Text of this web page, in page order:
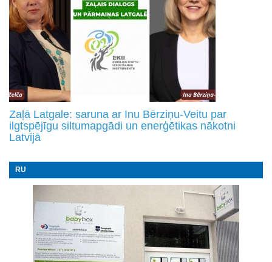
Zaļā Latgale: saruna ar Inu Bērziņu-Veitu par
ilgtspējīgu siltumapgādi un enerģētikas nākotni
Latvijā
RU